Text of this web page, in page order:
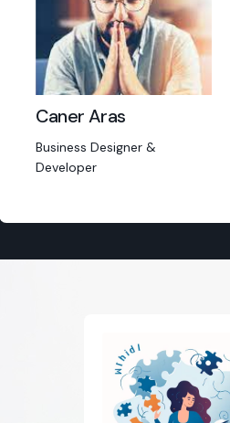
Caner Aras
Business Designer &
Developer